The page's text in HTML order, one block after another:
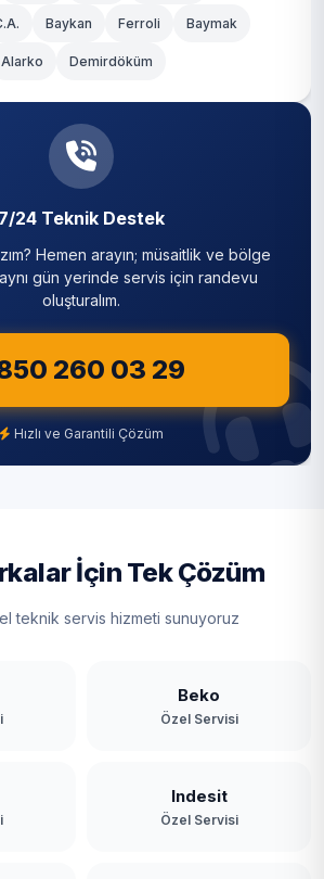
Baykan Ferroli Baymak
Alarko Demirdöküm
7/24 Teknik Destek
Hemen arayın; müsaitlik ve bölge
gün yerinde servis için randevu
oluşturalım.
260 03 29
Hızlı ve Garantili Çözüm
İçin Tek Çözüm
teknik servis hizmeti sunuyoruz
Beko
Özel Servisi
Indesit
Özel Servisi